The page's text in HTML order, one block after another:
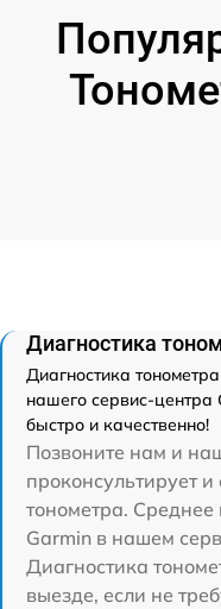
Диагностика
Диагностика
нашего сервис-
быстро и качественно!
Позвоните нам и
проконсультирует и
тонометра. Среднее
Garmin в нашем
Диагностика
выезде, если не